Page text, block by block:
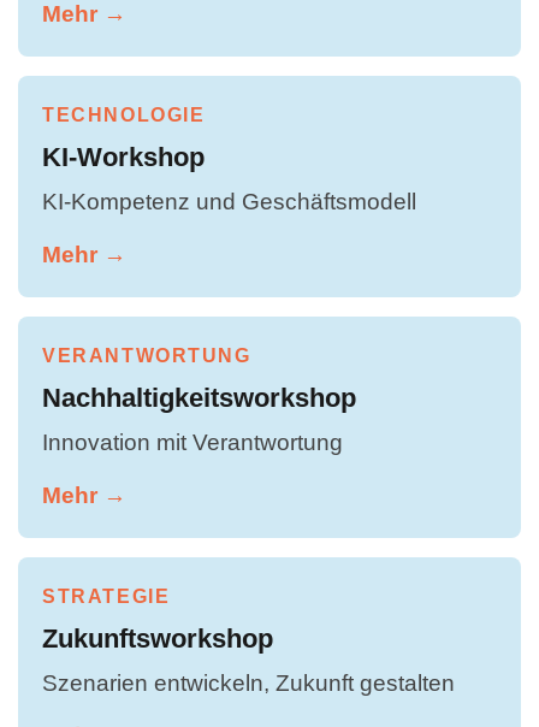
Mehr →
TECHNOLOGIE
KI-Workshop
KI-Kompetenz und Geschäftsmodell
Mehr →
VERANTWORTUNG
Nachhaltigkeitsworkshop
Innovation mit Verantwortung
Mehr →
STRATEGIE
Zukunftsworkshop
Szenarien entwickeln, Zukunft gestalten